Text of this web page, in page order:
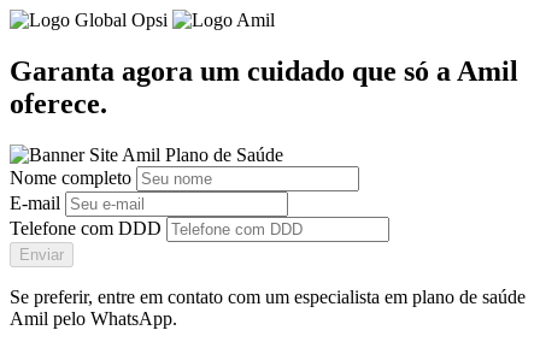
Garanta agora um cuidado que só a Amil
oferece.
Nome completo
E-mail
Telefone com DDD
Enviar
Se preferir, entre em contato com um especialista em plano de saúde
Amil pelo WhatsApp.